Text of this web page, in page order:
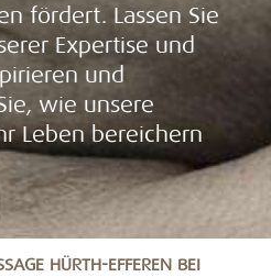
fördert. Lassen Sie
Expertise und
und
wie unsere
Leben bereichern
HÜRTH-EFFEREN BEI